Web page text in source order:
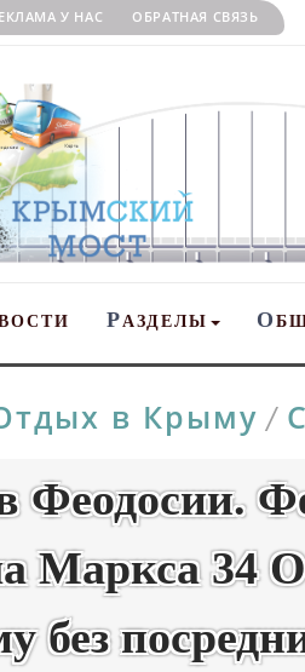
У НАС ОБРАТНАЯ СВЯЗЬ
РАЗДЕЛЫ О
в Крыму /
Феодосии.
Маркса 34
без